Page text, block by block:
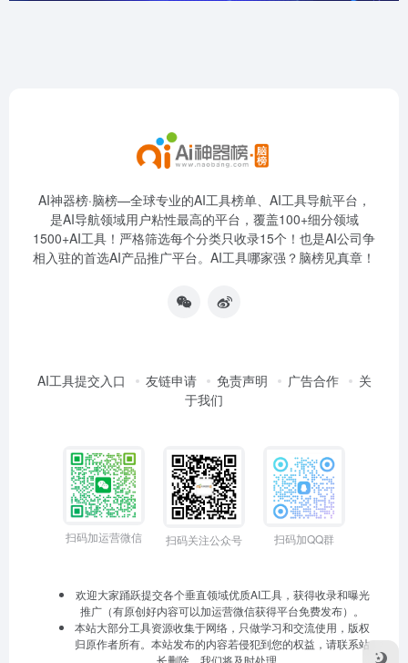
AI神器榜·脑榜—全球专业的AI工具榜单、AI工具导航平台，
是AI导航领域用户粘性最高的平台，覆盖100+细分领域
1500+AI工具！严格筛选每个分类只收录15个！也是AI公司争
相入驻的首选AI产品推广平台。AI工具哪家强？脑榜见真章！
AI工具提交入口 友链申请 免责声明 广告合作
关
于我们
扫码加运营微信 扫码关注公众号 扫码加QQ群
欢迎大家踊跃提交各个垂直领域优质AI工具，获得收录和曝光
推广（有原创好内容可以加运营微信获得平台免费发布）。
本站大部分工具资源收集于网络，只做学习和交流使用，版权
归原作者所有。本站发布的内容若侵犯到您的权益，请联系站
长删除，我们将及时处理。